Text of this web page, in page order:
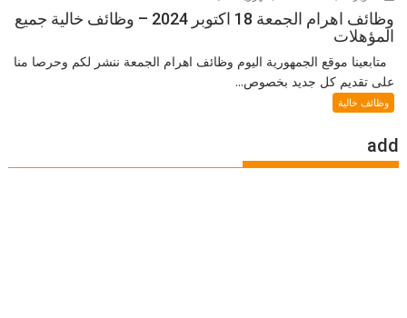
وظائف اهرام الجمعة 18 اكتوبر 2024 – وظائف خالية جميع
المؤهلات
متابعينا موقع الجمهورية اليوم وظائف اهرام الجمعة ننشر لكم وحرصا منا
على تقديم كل جديد بخصوص...
وظائف خالية
add